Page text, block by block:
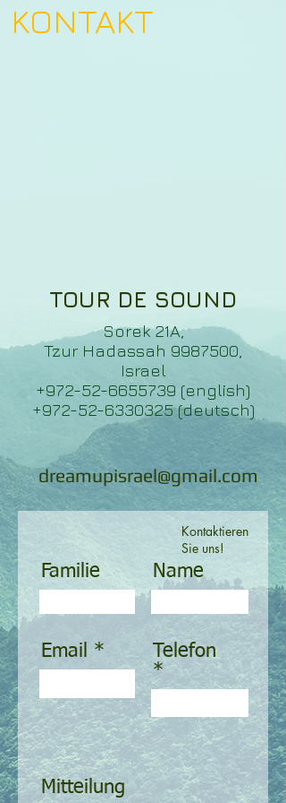
KONTAKT
TOUR DE SOUND
Sorek 21A,
Tzur Hadassah 9987500,
Israel
+972-52-6655739 (english)
+972-52-6330325 (deutsch)
dreamupisrael@gmail.com
Kontaktieren
Sie uns!
Familie Name
Email Telefon
Mitteilung